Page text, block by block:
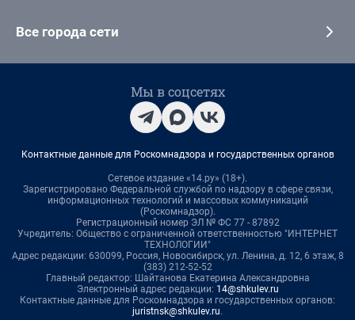
Все города сети
Мы в соцсетях
Контактные данные для Роскомнадзора и государственных органов
Сетевое издание «14.ру» (18+).
Зарегистрировано Федеральной службой по надзору в сфере связи,
информационных технологий и массовых коммуникаций
(Роскомнадзор).
Регистрационный номер ЭЛ № ФС 77 - 87892
Учредитель: Общество с ограниченной ответственностью "ИНТЕРНЕТ
ТЕХНОЛОГИИ"
Адрес редакции: 630099, Россия, Новосибирск, ул. Ленина, д. 12, 6 этаж, 8
(383) 212-52-52
Главный редактор: Шайтанова Екатерина Александровна
Электронный адрес редакции: 14@shkulev.ru
Контактные данные для Роскомнадзора и государственных органов:
juristnsk@shkulev.ru.